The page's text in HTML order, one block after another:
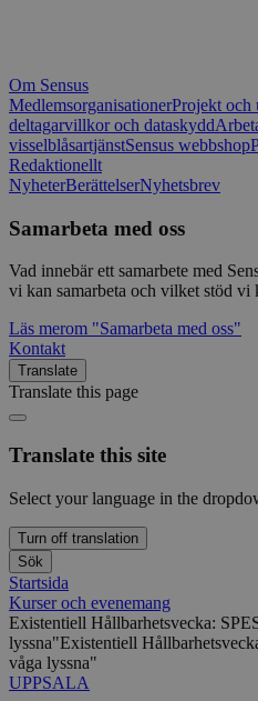
Om Sensus
MedlemsorganisationerProjekt och
deltagarvillkor och dataskydd
visselblåsartjänstSensus webbshop
Redaktionellt
NyheterBerättelserNyhetsbrev
Samarbeta med oss
Vad innebär ett samarbete med
vi kan samarbeta och vilket stöd vi
Läs merom "Samarbeta med oss"
Kontakt
Translate
Translate this page
Translate this site
Select your language in the
Turn off translation
Sök
Startsida
Kurser och evenemang
Existentiell Hållbarhetsvecka:
lyssna"Existentiell
våga lyssna"
UPPSALA